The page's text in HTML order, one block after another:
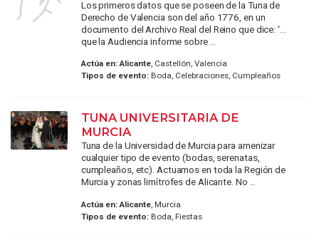
Los primeros datos que se poseen de la Tuna de
Derecho de Valencia son del año 1776, en un
documento del Archivo Real del Reino que dice: ‘…
que la Audiencia informe sobre ...
Actúa en: Alicante, Castellón, Valencia
Tipos de evento:Boda, Celebraciones, Cumpleaños
TUNA UNIVERSITARIA DE
MURCIA
Tuna de la Universidad de Murcia para amenizar
cualquier tipo de evento (bodas, serenatas,
cumpleaños, etc). Actuamos en toda la Región de
Murcia y zonas limítrofes de Alicante. No ...
Actúa en: Alicante, Murcia
Tipos de evento:Boda, Fiestas